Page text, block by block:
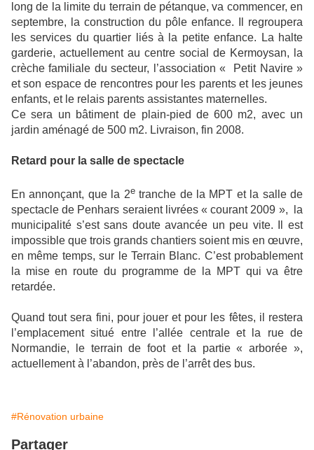
long de la limite du terrain de pétanque, va commencer, en
septembre, la construction du pôle enfance. Il regroupera
les services du quartier liés à la petite enfance. La halte
garderie, actuellement au centre social de Kermoysan, la
crèche familiale du secteur, l’association « Petit Navire »
et son espace de rencontres pour les parents et les jeunes
enfants, et le relais parents assistantes maternelles.
Ce sera un bâtiment de plain-pied de 600 m2, avec un
jardin aménagé de 500 m2. Livraison, fin 2008.
Retard pour la salle de spectacle
En annonçant, que la 2etranche de la MPT et la salle de
spectacle de Penhars seraient livrées « courant 2009 », la
municipalité s’est sans doute avancée un peu vite. Il est
impossible que trois grands chantiers soient mis en œuvre,
en même temps, sur le Terrain Blanc. C’est probablement
la mise en route du programme de la MPT qui va être
retardée.
Quand tout sera fini, pour jouer et pour les fêtes, il restera
l’emplacement situé entre l’allée centrale et la rue de
Normandie, le terrain de foot et la partie « arborée »,
actuellement à l’abandon, près de l’arrêt des bus.
#Rénovation urbaine
Partager